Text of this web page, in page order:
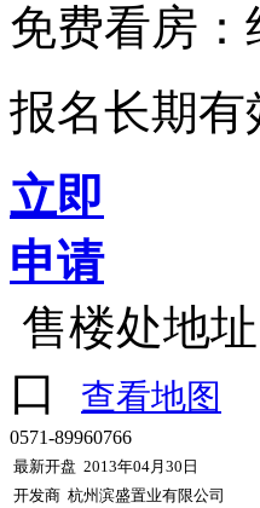
免费看房：
报名长期
立即
申请
售楼处地址
口
查看地图
0571-89960766
最新开盘 2013年04月30日
开发商 杭州滨盛置业有限公司